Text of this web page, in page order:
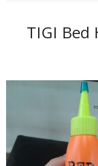
TIGI Bed